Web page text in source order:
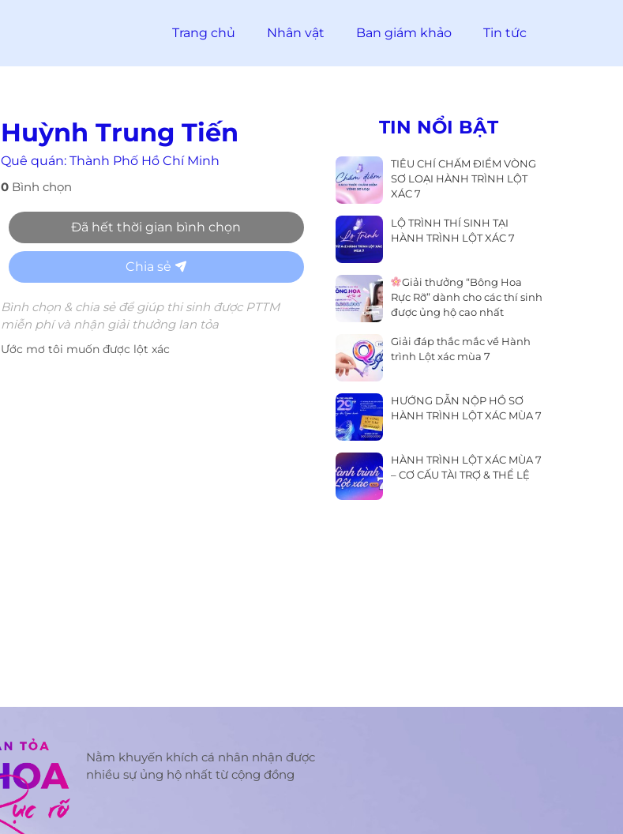
Trang chủ Nhân vật Ban giám khảo Tin tức
Huỳnh Trung Tiến
Quê quán: Thành Phố Hồ Chí Minh
0Bình chọn
Đã hết thời gian bình chọn
Chia sẻ
Bình chọn & chia sẻ để giúp thi sinh được PTTM
miễn phí và nhận giải thưởng lan tỏa
Ước mơ tôi muốn được lột xác
TIN NỔI BẬT
TIÊU CHÍ CHẤM ĐIỂM VÒNG
SƠ LOẠI HÀNH TRÌNH LỘT
XÁC 7
LỘ TRÌNH THÍ SINH TẠI
HÀNH TRÌNH LỘT XÁC 7
Giải thưởng “Bông Hoa
Rực Rỡ” dành cho các thí sinh
được ủng hộ cao nhất
Giải đáp thắc mắc về Hành
trình Lột xác mùa 7
HƯỚNG DẪN NỘP HỒ SƠ
HÀNH TRÌNH LỘT XÁC MÙA 7
HÀNH TRÌNH LỘT XÁC MÙA 7
– CƠ CẤU TÀI TRỢ & THỂ LỆ
Nằm khuyến khích cá nhân nhận được
nhiều sự ủng hộ nhất từ cộng đồng